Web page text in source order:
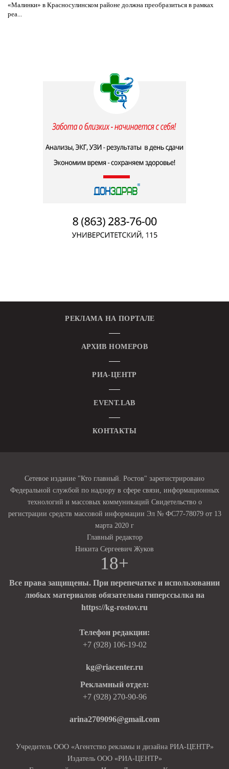
«Малинки» в Красносулинском районе должна преобразиться в рамках
реа...
РЕКЛАМА НА ПОРТАЛЕ
АРХИВ НОМЕРОВ
РИА-ЦЕНТР
EVENT.LAB
КОНТАКТЫ
Сетевое издание "Кто главный. Ростов" зарегистрировано
Федеральной службой по надзору в сфере связи, информационных
технологий и массовых коммуникаций Свидетельство о
регистрации средств массовой информации Эл № ФС77-78079 от 13
марта 2020 г
Главный редактор
Никита Сергеевич Жуков
18+
Все права защищены. При перепечатке и использовании
любых материалов обязательна гиперссылка на
https://kg-rostov.ru
Телефон редакции:
+7 (928) 106-19-02
kg@riacenter.ru
Рекламный отдел:
+7 (928) 270-90-96
arina2709096@gmail.com
Учредитель ООО «Агентство рекламы и дизайна РИА-ЦЕНТР»
Издатель ООО «РИА-ЦЕНТР»